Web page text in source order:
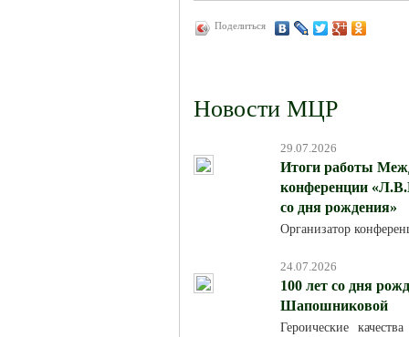
Поделиться
Новости МЦР
29.07.2026
Итоги работы
конференции
со дня рождения»
Организатор
24.07.2026
100 лет со дня
Шапошниковой
Героические